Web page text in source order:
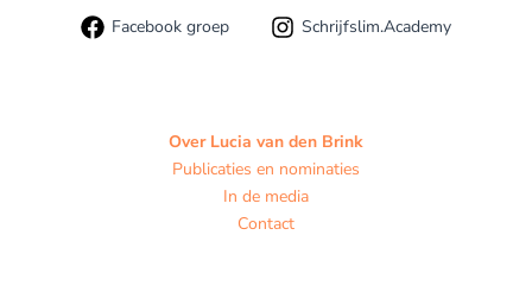
Facebook groep Schrijfslim.Academy
Over Lucia van den Brink
Publicaties en nominaties
In de media
Contact